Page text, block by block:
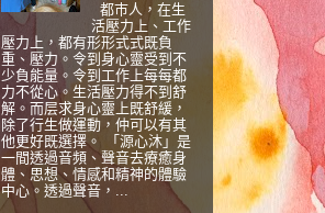
都巿人，在生
活壓力上、工作
壓力上，都有形形式式既負
重、壓力。令到身心靈受到不
少負能量。令到工作上每每都
力不從心。生活壓力得不到舒
解。而层求身心靈上既舒緩，
除了行生做運動，仲可以有其
他更好既選擇。 「源心沐」是
一間透過音頻、聲音去療癒身
體、思想、情感和精神的體驗
中心。透過聲音，...